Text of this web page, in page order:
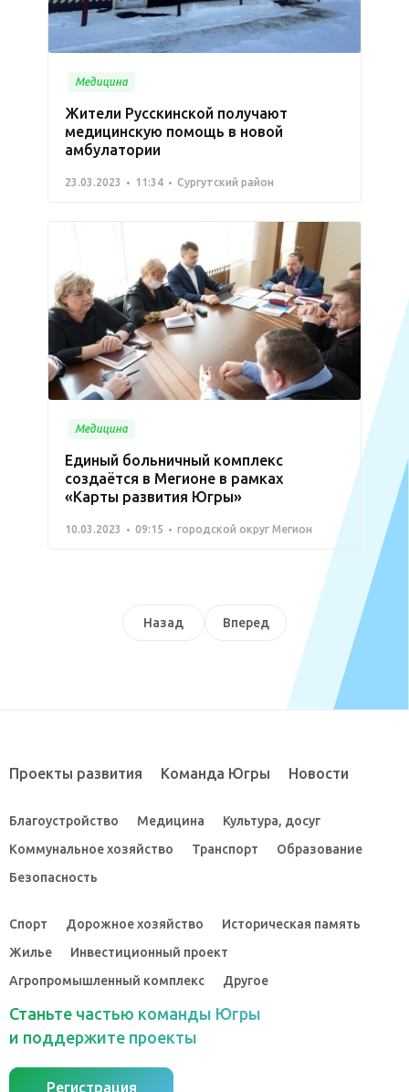
Медицина
Жители Русскинской получают
медицинскую помощь в новой
амбулатории
23.03.2023 11:34 Сургутский район
Медицина
Единый больничный комплекс
создаётся в Мегионе в рамках
«Карты развития Югры»
10.03.2023 09:15 городской округ Мегион
Назад Вперед
Проекты развития Команда Югры Новости
Благоустройство Медицина
Культура, досуг
Коммунальное хозяйство
Транспорт
Образование
Безопасность
Спорт Дорожное хозяйство
Историческая память
Жилье
Инвестиционный проект
Агропромышленный комплекс
Другое
Станьте частью команды Югры
и поддержите проекты
Регистрация